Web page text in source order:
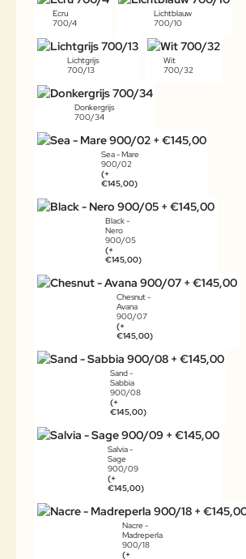
Ecru
700/4
Lichtblauw
700/10
Lichtgrijs
700/13
Wit
700/32
Donkergrijs
700/34
Sea - Mare
900/02
(+
€145,00)
Black -
Nero
900/05
(+
€145,00)
Chesnut -
Avana
900/07
(+
€145,00)
Sand -
Sabbia
900/08
(+
€145,00)
Salvia -
Sage
900/09
(+
€145,00)
Nacre -
Madreperla
900/18
(+